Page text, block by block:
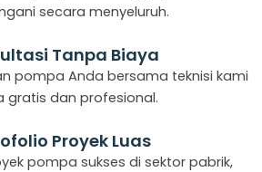
secara menyeluruh.
Tanpa Biaya
pompa Anda bersama teknisi kami
gratis dan profesional.
Proyek Luas
pompa sukses di sektor pabrik,